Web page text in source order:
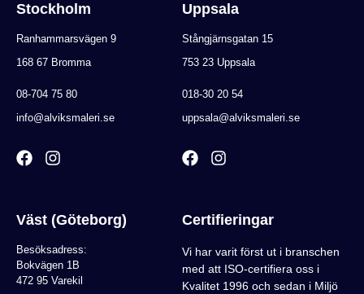
Stockholm
Ranhammarsvägen 9
168 67 Bromma
08-704 75 80
info@alviksmaleri.se
Uppsala
Stångjärnsgatan 15
753 23 Uppsala
018-30 20 54
uppsala@alviksmaleri.se
Väst (Göteborg)
Besöksadress:
Bokvägen 1B
472 95 Varekil
Certifieringar
Vi har varit först ut i branschen
med att ISO-certifiera oss i
Kvalitet 1996 och sedan i Miljö